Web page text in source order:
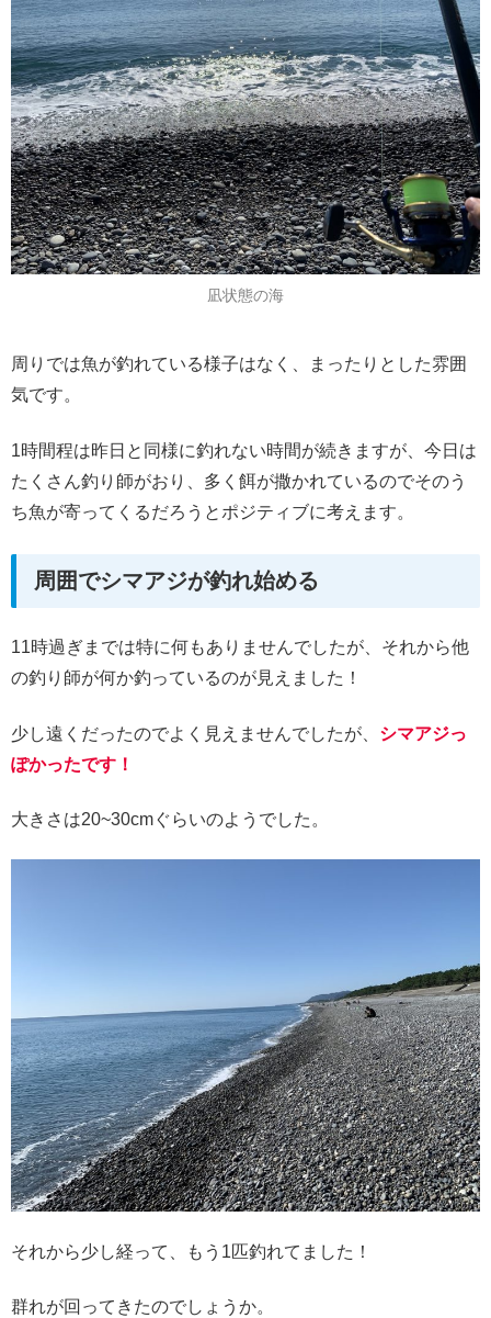
凪状態の海
周りでは魚が釣れている様子はなく、まったりとした雰囲
気です。
1時間程は昨日と同様に釣れない時間が続きますが、今日は
たくさん釣り師がおり、多く餌が撒かれているのでそのう
ち魚が寄ってくるだろうとポジティブに考えます。
周囲でシマアジが釣れ始める
11時過ぎまでは特に何もありませんでしたが、それから他
の釣り師が何か釣っているのが見えました！
少し遠くだったのでよく見えませんでしたが、 シマアジっ
ぽかったです！
大きさは20~30cmぐらいのようでした。
それから少し経って、もう1匹釣れてました！
群れが回ってきたのでしょうか。